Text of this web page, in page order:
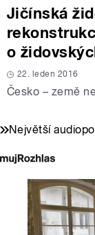
Jičínská
o
22. leden 2016
Česko – země
Největší